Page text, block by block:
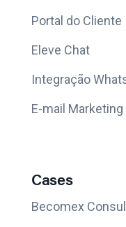
Portal do Cliente
Eleve Chat
Integração
E-mail Marketing
Cases
Becomex